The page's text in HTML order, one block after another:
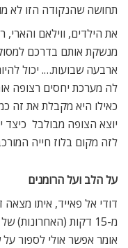
תחושה שהנקודה הזו לא
את הילדים, ווילאם
מנשקת אותם בדרכם
ארבעה שבועות…. יכול
לה מערכת יחסים רצופה
כאילו היא מקבלת את זה
יוצא הצופה מבולבל 
לזה מקום בלוז חייה
על הלב ועל הרומנים
דודי אל פאייד, איתו
מ-15 דקות
אומר אפשר אולי לספור